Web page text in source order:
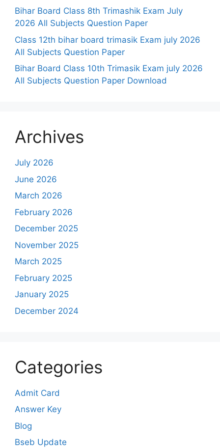
Bihar Board Class 8th Trimashik Exam July
2026 All Subjects Question Paper
Class 12th bihar board trimasik Exam july 2026
All Subjects Question Paper
Bihar Board Class 10th Trimasik Exam july 2026
All Subjects Question Paper Download
Archives
July 2026
June 2026
March 2026
February 2026
December 2025
November 2025
March 2025
February 2025
January 2025
December 2024
Categories
Admit Card
Answer Key
Blog
Bseb Update